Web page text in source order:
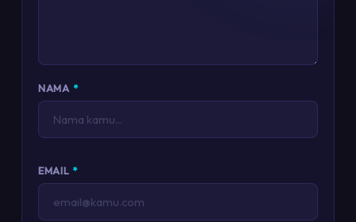
NAMA *
EMAIL *